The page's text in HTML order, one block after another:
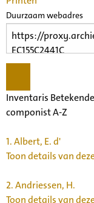
Duurzaam webadres
Inventaris
componist A-Z
1.Albert, E. d'
Toon details van
2.Andriessen, H.
Toon details van